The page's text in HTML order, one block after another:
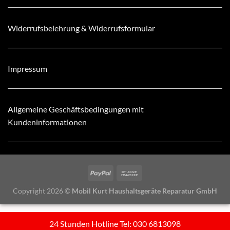
24 Stunden Hotline Tel: 030 6813098
Widerrufsbelehrung & Widerrufsformular
Impressum
Allgemeine Geschäftsbedingungen mit
Kundeninformationen
Copyright 2026 © Mobil Kurt Haushaltsgeräte Reparatur GmbH